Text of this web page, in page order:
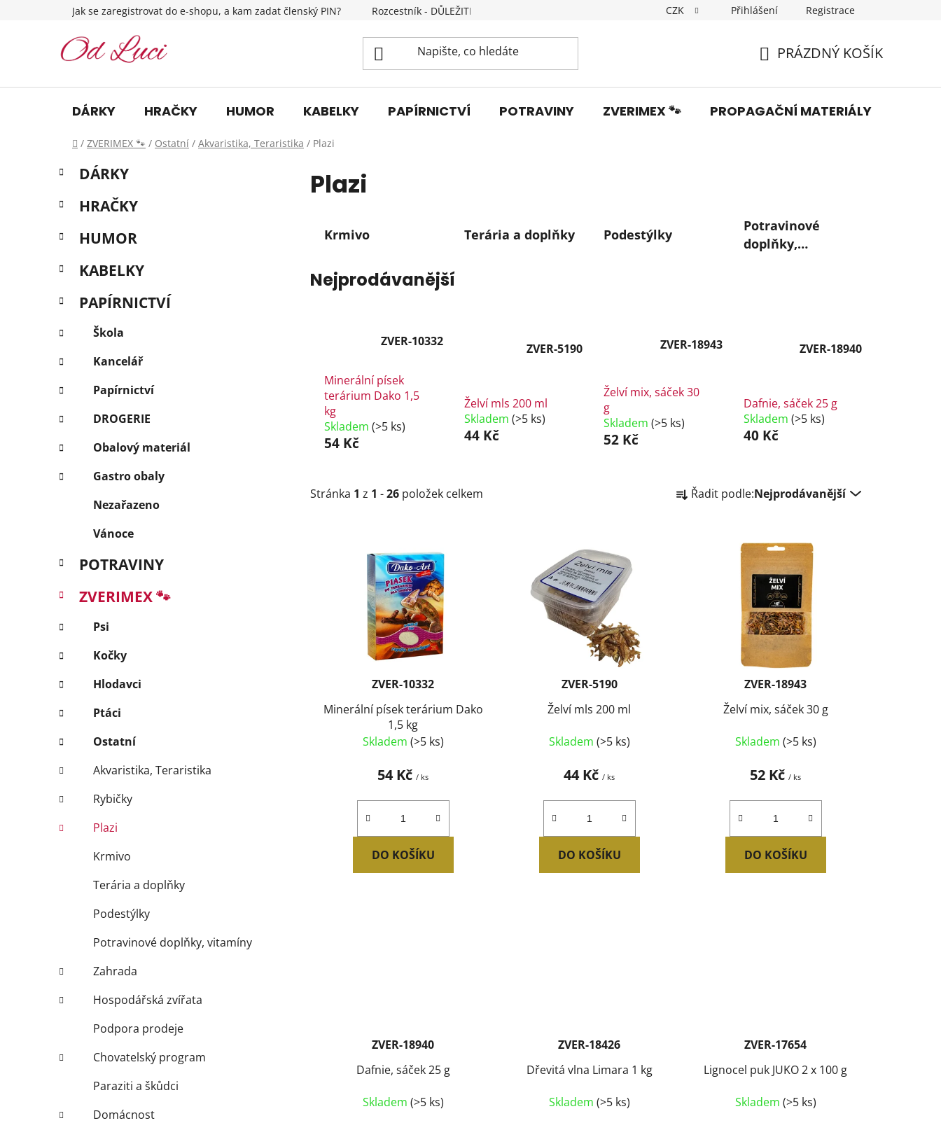
Jak se zaregistrovat do e-shopu, a kam zadat členský PIN? Rozcestník - DŮLEŽITÉ INFORMACE Dopravné Obchodní podmínky Podmínky ochrany
CZK Přihlášení Registrace
KOŠÍK
PRÁZDNÝ KOŠÍK
DÁRKY HRAČKY HUMOR KABELKY PAPÍRNICTVÍ POTRAVINY ZVERIMEX 🐾 PROPAGAČNÍ MATERIÁLY
Domů
/ ZVERIMEX 🐾 / Ostatní / Akvaristika, Teraristika / Plazi
P
o
s
r
n
n
í
p
n
e
l
Přeskočit
kategorie
K
a
e
o
i
DÁRKY
HRAČKY
HUMOR
KABELKY
PAPÍRNICTVÍ
Škola
Kancelář
Papírnictví
DROGERIE
Obalový materiál
Gastro obaly
Nezařazeno
Vánoce
POTRAVINY
ZVERIMEX 🐾
Psi
Kočky
Hlodavci
Ptáci
Ostatní
Akvaristika, Teraristika
Rybičky
Plazi
Krmivo
Terária a doplňky
Podestýlky
Potravinové doplňky, vitamíny
Zahrada
Hospodářská zvířata
Podpora prodeje
Chovatelský program
Paraziti a škůdci
Domácnost
Plazi
Krmivo Terária a doplňky Podestýlky
Potravinové
doplňky,
Nejprodávanější
ZVER-10332
Minerální písek
terárium Dako 1,5
kg
Skladem (>5 ks)
54 Kč
ZVER-5190
Želví mls 200 ml
Skladem (>5 ks)
44 Kč
ZVER-18943
Želví mix, sáček 30
g
Skladem (>5 ks)
52 Kč
ZVER-18940
Dafnie, sáček 25 g
Skladem (>5 ks)
40 Kč
Stránka 1 z 1 -26 položek celkem a Řadit podle:Nejprodávanější
ZVER-10332
Minerální písek terárium Dako
1,5 kg
Skladem (>5 ks)
54 Kč/ ks
DO KOŠÍKU
ZVER-5190
Želví mls 200 ml
Skladem (>5 ks)
44 Kč/ ks
DO KOŠÍKU
ZVER-18943
Želví mix, sáček 30 g
Skladem (>5 ks)
52 Kč/ ks
DO KOŠÍKU
ZVER-18940
Dafnie, sáček 25 g
Skladem (>5 ks)
ZVER-18426
Dřevitá vlna Limara 1 kg
Skladem (>5 ks)
ZVER-17654
Lignocel puk JUKO 2 x 100 g
Skladem (>5 ks)